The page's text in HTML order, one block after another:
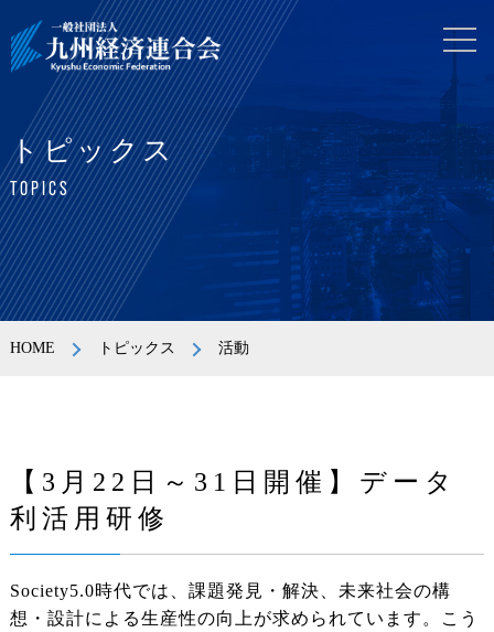
トピックス
TOPICS
HOME トピックス 活動
【3月22日～31日開催】データ
利活用研修
Society5.0時代では、課題発見・解決、未来社会の構
想・設計による生産性の向上が求められています。こう